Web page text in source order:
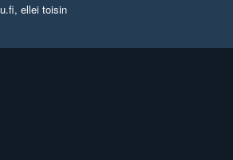
ellei toisin